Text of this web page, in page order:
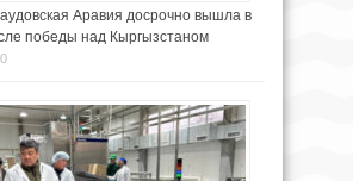
Аравия досрочно вышла в
победы над Кыргызстаном